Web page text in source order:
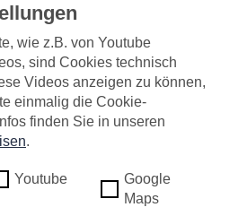
Achim Blazy
wie z.B. von Youtube
sind Cookies technisch
Videos anzeigen zu können,
einmalig die Cookie-
finden Sie in unseren
.
Youtube
Google
Maps